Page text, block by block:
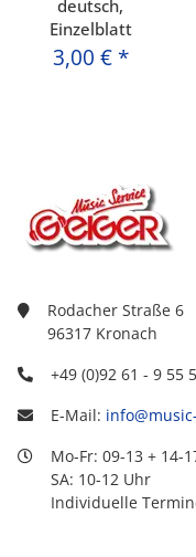
deutsch,
Einzelblatt
3,00 € *
Rodacher Straße 6
96317 Kronach
+49 (0)92 61 - 9 55
E-Mail:
Mo-Fr: 09-13 + 14-
SA: 10-12 Uhr
Individuelle